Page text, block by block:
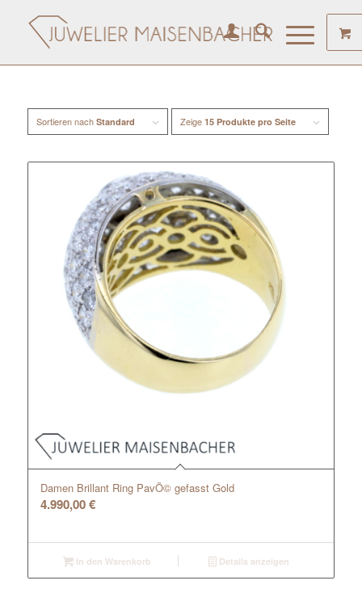
Sortieren nach Standard Zeige 15 Produkte pro Seite
Damen Brillant Ring PavÖ© gefasst Gold
4.990,00€
In den Warenkorb Details anzeigen